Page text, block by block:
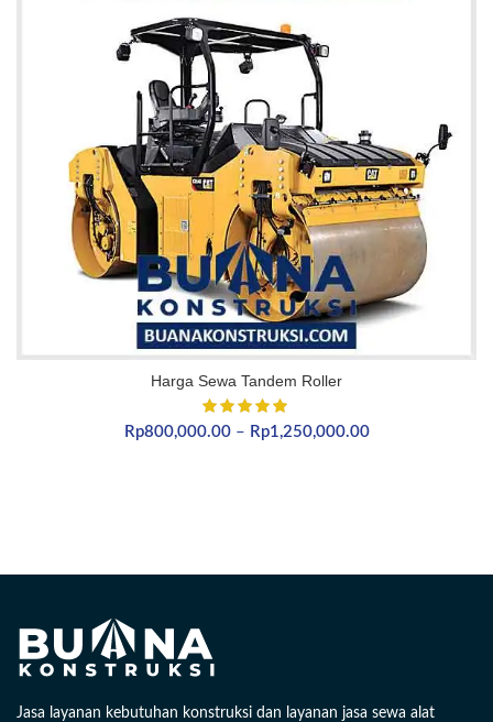
Harga Sewa Tandem Roller
Rp800,000.00 – Rp1,250,000.00Rentang
Jasa layanan kebutuhan konstruksi dan layanan jasa sewa alat